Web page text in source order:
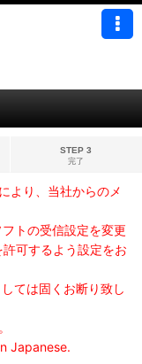
STEP 3
完了
より、当社からのメ
トの受信設定を変更
可するよう設定をお
ては固くお断り致し
Japanese.